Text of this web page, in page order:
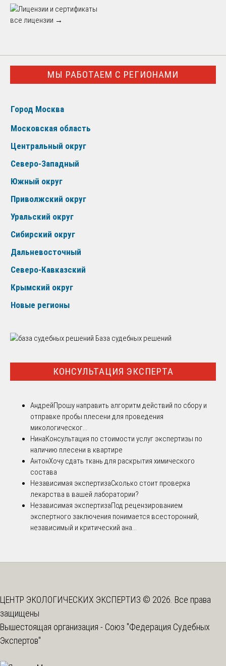
все лицензии →
МЫ РАБОТАЕМ С РЕГИОНАМИ
Город Москва
Московская область
Центральный округ
Северо-Западный
Южный округ
Приволжский округ
Уральский округ
Сибирский округ
Дальневосточный
Северо-Кавказский
Крымский округ
Новые регионы
База судебных решений
КОНСУЛЬТАЦИЯ ЭКСПЕРТА
АндрейПрошу направить алгоритм действий по сбору и
отправке пробы плесени для проведения
микологическог...
НинаКонсультация по стоимости услуг экспертизы по
наличию плесени в квартире
АнтонХочу сдать ткань для раскрытия химического
состава
Независимая экспертизаСколько стоит проверка
лекарства в вашей лаборатории?
Независимая экспертизаПод рецензированием
экспертного заключения понимается всесторонний,
независимый и критический ана...
ЦЕНТР ЭКОЛОГИЧЕСКИХ ЭКСПЕРТИЗ © 2026. Все права
защищены
Вышестоящая организация - Союз "Федерация Судебных
Экспертов"